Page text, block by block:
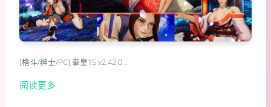
[格斗/绅士/PC] 拳皇15 v2.42.0…
阅读更多